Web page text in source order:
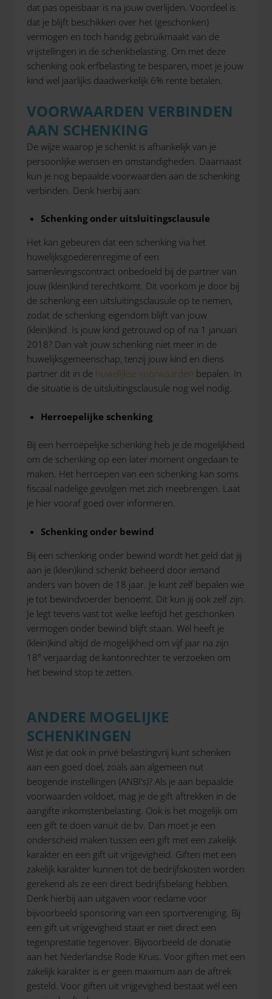
dat pas opeisbaar is na jouw overlijden. Voordeel is
dat je blijft beschikken over het (geschonken)
vermogen en toch handig gebruikmaakt van de
vrijstellingen in de schenkbelasting. Om met deze
schenking ook erfbelasting te besparen, moet je jouw
kind wel jaarlijks daadwerkelijk 6% rente betalen.
VOORWAARDEN VERBINDEN
AAN SCHENKING
De wijze waarop je schenkt is afhankelijk van je
persoonlijke wensen en omstandigheden. Daarnaast
kun je nog bepaalde voorwaarden aan de schenking
verbinden. Denk hierbij aan:
Schenking onder uitsluitingsclausule
Het kan gebeuren dat een schenking via het
huwelijksgoederenregime of een
samenlevingscontract onbedoeld bij de partner van
jouw (klein)kind terechtkomt. Dit voorkom je door bij
de schenking een uitsluitingsclausule op te nemen,
zodat de schenking eigendom blijft van jouw
(klein)kind. Is jouw kind getrouwd op of na 1 januari
2018? Dan valt jouw schenking niet meer in de
huwelijksgemeenschap, tenzij jouw kind en diens
partner dit in de huwelijkse voorwaarden bepalen. In
die situatie is de uitsluitingsclausule nog wel nodig.
Herroepelijke schenking
Bij een herroepelijke schenking heb je de mogelijkheid
om de schenking op een later moment ongedaan te
maken. Het herroepen van een schenking kan soms
fiscaal nadelige gevolgen met zich meebrengen. Laat
je hier vooraf goed over informeren.
Schenking onder bewind
Bij een schenking onder bewind wordt het geld dat jij
aan je (klein)kind schenkt beheerd door iemand
anders van boven de 18 jaar. Je kunt zelf bepalen wie
je tot bewindvoerder benoemt. Dit kun jij ook zelf zijn.
Je legt tevens vast tot welke leeftijd het geschonken
vermogen onder bewind blijft staan. Wél heeft je
(klein)kind altijd de mogelijkheid om vijf jaar na zijn
18e verjaardag de kantonrechter te verzoeken om
het bewind stop te zetten.
ANDERE MOGELIJKE
SCHENKINGEN
Wist je dat ook in privé belastingvrij kunt schenken
aan een goed doel, zoals aan algemeen nut
beogende instellingen (ANBI’s)? Als je aan bepaalde
voorwaarden voldoet, mag je de gift aftrekken in de
aangifte inkomstenbelasting. Ook is het mogelijk om
een gift te doen vanuit de bv. Dan moet je een
onderscheid maken tussen een gift met een zakelijk
karakter en een gift uit vrijgevigheid. Giften met een
zakelijk karakter kunnen tot de bedrijfskosten worden
gerekend als ze een direct bedrijfsbelang hebben.
Denk hierbij aan uitgaven voor reclame voor
bijvoorbeeld sponsoring van een sportvereniging. Bij
een gift uit vrijgevigheid staat er niet direct een
tegenprestatie tegenover. Bijvoorbeeld de donatie
aan het Nederlandse Rode Kruis. Voor giften met een
zakelijk karakter is er geen maximum aan de aftrek
gesteld. Voor giften uit vrijgevigheid bestaat wél een